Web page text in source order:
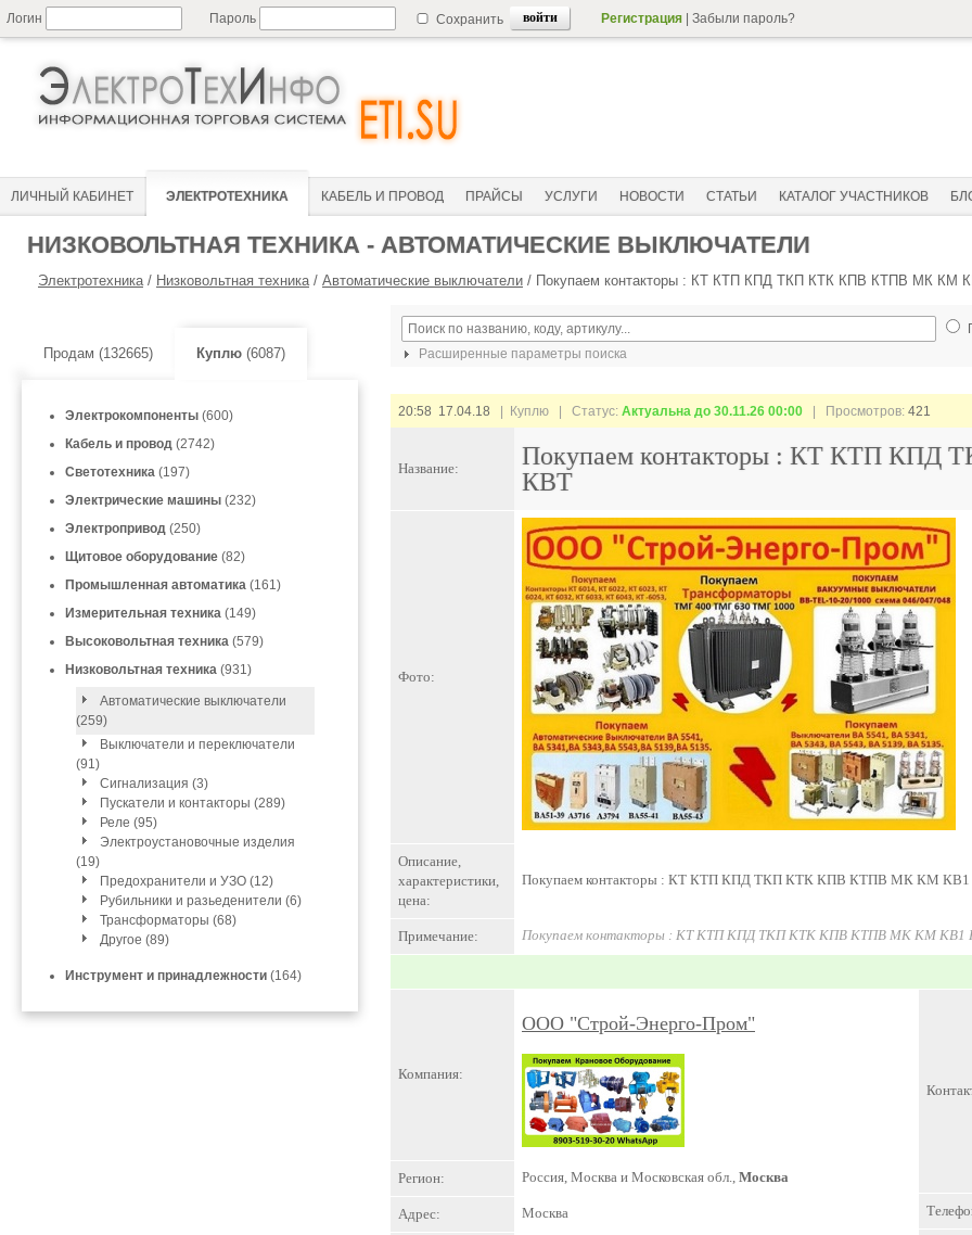
Логин Пароль Сохранить Регистрация Забыли пароль?
ЛИЧНЫЙ КАБИНЕТ ЭЛЕКТРОТЕХНИКА КАБЕЛЬ И ПРОВОД ПРАЙСЫ УСЛУГИ НОВОСТИ СТАТЬИ КАТАЛОГ УЧАСТНИКОВ
НИЗКОВОЛЬТНАЯ ТЕХНИКА - АВТОМАТИЧЕСКИЕ ВЫКЛЮЧАТЕЛИ
Электротехника/ Низковольтная техника/ Автоматические выключатели / Покупаем контакторы : КТ КТП КПД ТКП КТК КПВ КТПВ МК КМ
Продам (132665) Куплю (6087)
Электрокомпоненты (600)
Кабель и провод (2742)
Светотехника (197)
Электрические машины (232)
Электропривод (250)
Щитовое оборудование (82)
Промышленная автоматика (161)
Измерительная техника (149)
Высоковольтная техника (579)
Низковольтная техника (931)
Автоматические выключатели
(259)
Выключатели и переключатели
(91)
Сигнализация (3)
Пускатели и контакторы (289)
Реле (95)
Электроустановочные изделия
(19)
Предохранители и УЗО (12)
Рубильники и разьеденители (6)
Трансформаторы (68)
Другое (89)
Инструмент и принадлежности (164)
Расширенные параметры поиска
20:58 17.04.18 | Куплю | Статус: Актуальна до 30.11.26 00:00 | Просмотров: 421
Название:
Покупаем контакторы : КТ КТП
КВТ
Фото:
Описание,
характеристики,
цена:
Покупаем контакторы : КТ КТП КПД ТКП КТК КПВ КТПВ МК КМ
Примечание: Покупаем контакторы : КТ КТП КПД ТКП КТК КПВ КТПВ МК КМ КВ1
Компания:
ООО "Строй-Энерго-Пром"
Регион: Россия, Москва и Московская обл., Москва
Адрес: Москва